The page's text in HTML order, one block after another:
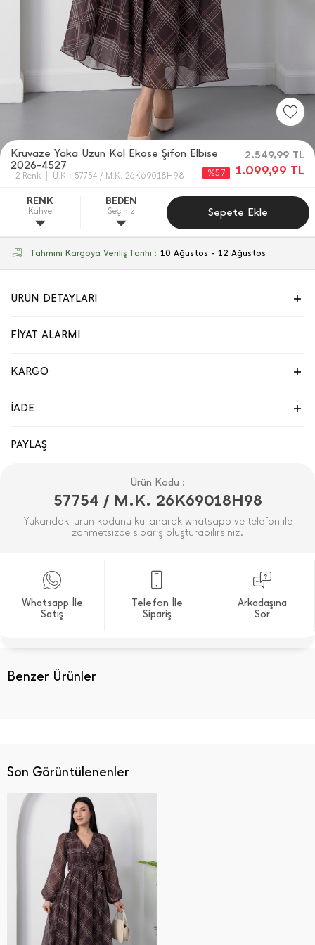
Kruvaze Yaka Uzun Kol Ekose Şifon Elbise
2026-4527
+2 Renk Ü.K : 57754 / M.K. 26K69018H98
2.549,99TL
1.099,99 TL
%57
RENK
Kahve
BEDEN
Seçiniz Sepete Ekle
Tahmini Kargoya Veriliş Tarihi : 10 Ağustos - 12 Ağustos
ÜRÜN DETAYLARI
FİYAT ALARMI
KARGO
İADE
PAYLAŞ
Ürün Kodu :
57754 / M.K. 26K69018H98
Yukarıdaki ürün kodunu kullanarak whatsapp ve telefon ile
zahmetsizce sipariş oluşturabilirsiniz.
Whatsapp İle
Satış
Telefon İle
Sipariş
Arkadaşına
Sor
Benzer Ürünler
Son Görüntülenenler